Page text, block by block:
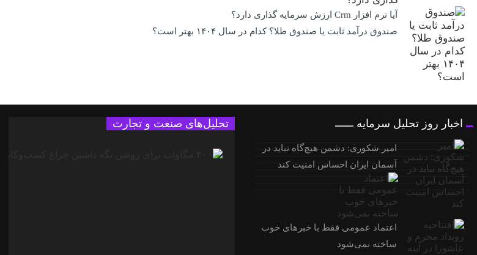
آیا نرم افزار Crm ارزش سرمایه گذاری دارد؟
صندوق درآمد ثابت یا صندوق طلا؟ کدام در سال ۱۴۰۴ بهتر است؟
اخبار روز تحلیل سرمایه
امیر شکوری: دشمن هیچ‌گاه نباید در
آسمان ایران احساس امنیت کند
اعتماد عمومی فقط با خبرهای خوب
ساخته نمی‌شود
تحلیل‌های صنعت و تجارت